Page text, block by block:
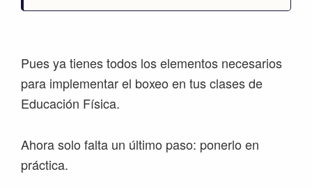
Pues ya tienes todos los elementos necesarios
para implementar el boxeo en tus clases de
Educación Física.
Ahora solo falta un último paso: ponerlo en
práctica.